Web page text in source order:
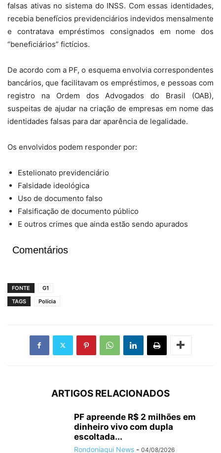
falsas ativas no sistema do INSS. Com essas identidades,
recebia benefícios previdenciários indevidos mensalmente
e contratava empréstimos consignados em nome dos
“beneficiários” fictícios.
De acordo com a PF, o esquema envolvia correspondentes
bancários, que facilitavam os empréstimos, e pessoas com
registro na Ordem dos Advogados do Brasil (OAB),
suspeitas de ajudar na criação de empresas em nome das
identidades falsas para dar aparência de legalidade.
Os envolvidos podem responder por:
Estelionato previdenciário
Falsidade ideológica
Uso de documento falso
Falsificação de documento público
E outros crimes que ainda estão sendo apurados
Comentários
FONTE
G1
TAGS
Polícia
ARTIGOS RELACIONADOS
PF apreende R$ 2 milhões em
dinheiro vivo com dupla
escoltada...
Rondoniaqui News - 04/08/2026